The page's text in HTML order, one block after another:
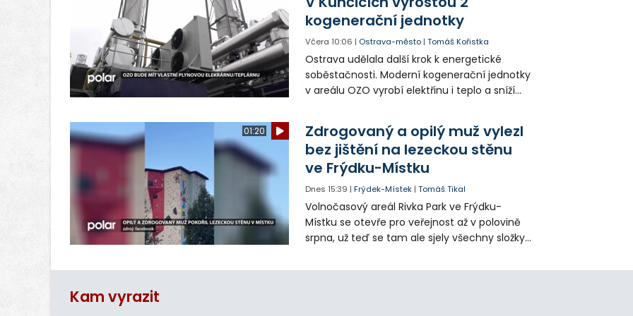
kogenerační jednotky
Včera 10:06 | Ostrava-město |Tomáš Kořistka
Ostrava udělala další krok k energetické
soběstačnosti. Moderní kogenerační jednotky
v areálu OZO vyrobí elektřinu i teplo a sníží
01:20
Zdrogovaný a opilý muž vylezl
bez jištění na lezeckou stěnu
ve Frýdku-Místku
Dnes 15:39 |Frýdek-Místek |Tomáš Tikal
Volnočasový areál Rivka Park ve Frýdku-
Místku se otevře pro veřejnost až v polovině
srpna, už teď se tam ale sjely všechny složky
vniknutí opilého muže pod vlivem drog do
Kam vyrazit